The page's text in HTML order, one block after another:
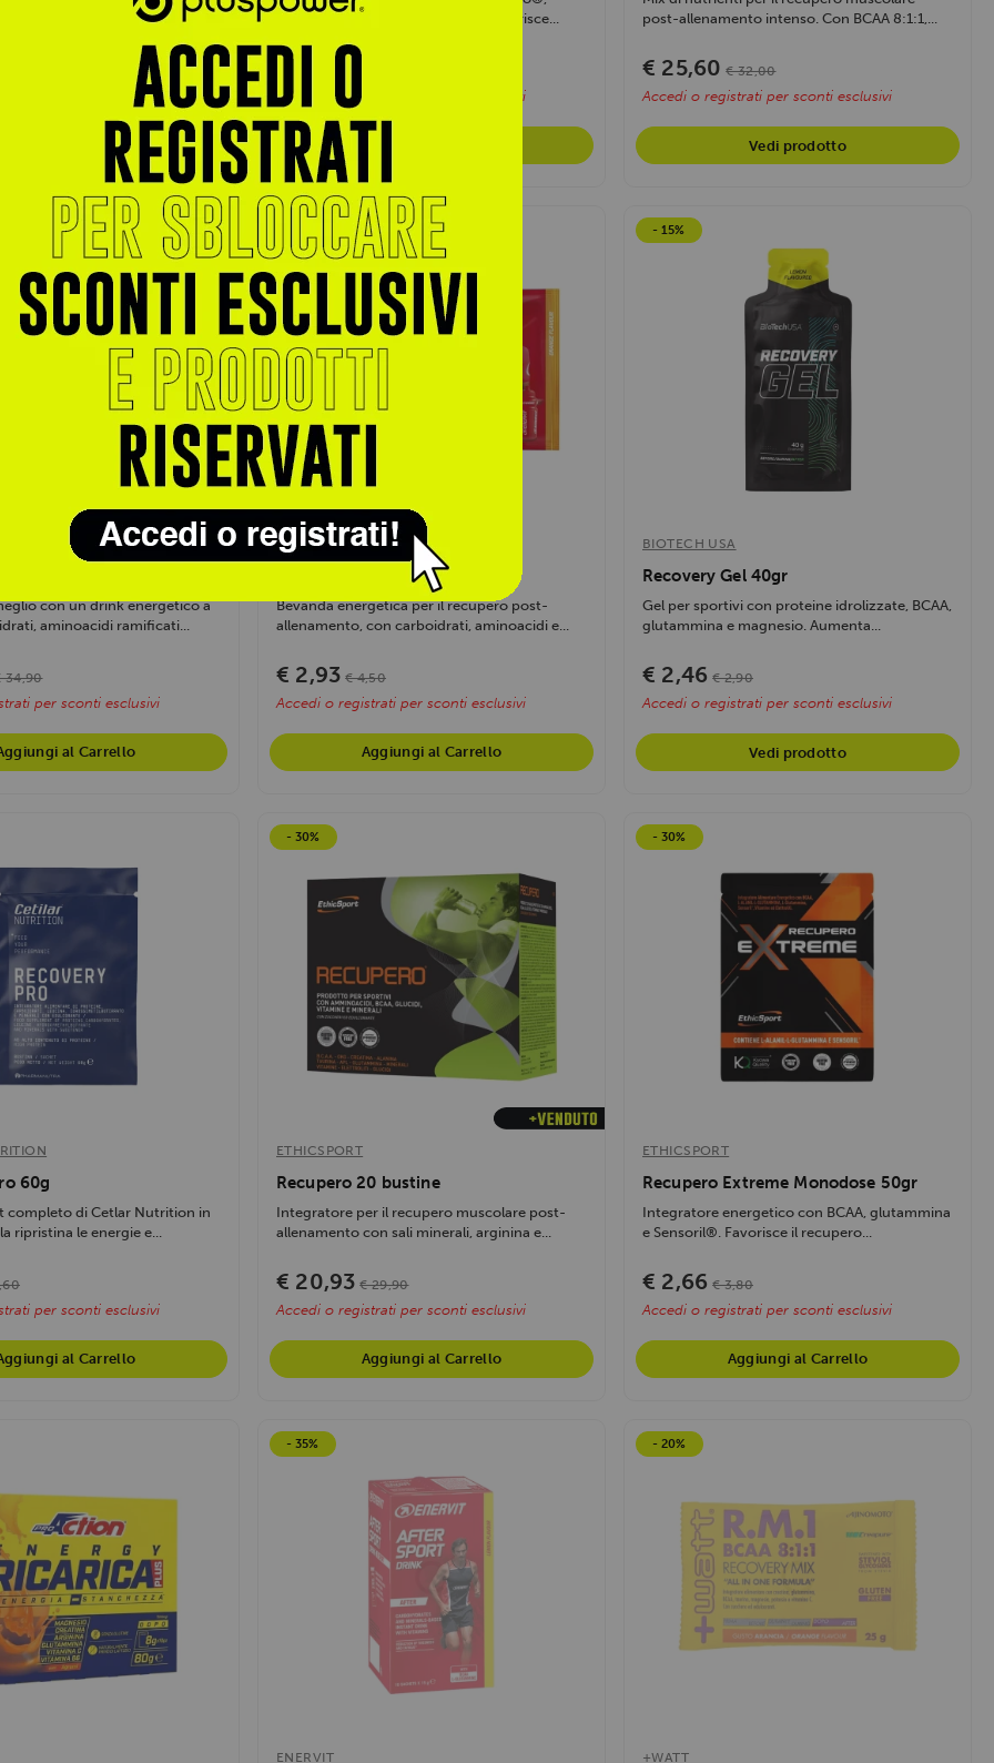
e mentale degli...
per sconti esclusivi
Aggiungi al Carrello
proteine del siero e aminoacidi. Favorisce...
€ 32,00
Accedi o registrati per sconti esclusivi
post-allenamento intenso. Con BCAA 8:1:1,...
€ 25,60 € 32,00
Accedi o registrati per sconti esclusivi
Vedi prodotto
Drink 400gr
con un drink energetico a
aminoacidi ramificati...
34,90
per sconti esclusivi
al Carrello
ENERVIT
R2 Recovery Drink 50gr
Bevanda energetica per il recupero post-
allenamento, con carboidrati, aminoacidi e...
€ 2,93 € 4,50
Accedi o registrati per sconti esclusivi
Aggiungi al Carrello
- 15%
BIOTECH USA
Recovery Gel 40gr
Gel per sportivi con proteine idrolizzate, BCAA,
glutammina e magnesio. Aumenta...
€ 2,46 € 2,90
Accedi o registrati per sconti esclusivi
Vedi prodotto
60g
completo di Cetlar Nutrition in
ripristina le energie e...
per sconti esclusivi
al Carrello
- 30%
ETHICSPORT
Recupero 20 bustine
Integratore per il recupero muscolare post-
allenamento con sali minerali, arginina e...
€ 20,93 € 29,90
Accedi o registrati per sconti esclusivi
Aggiungi al Carrello
- 30%
ETHICSPORT
Recupero Extreme Monodose 50gr
Integratore energetico con BCAA, glutammina
e Sensoril®. Favorisce il recupero...
€ 2,66 € 3,80
Accedi o registrati per sconti esclusivi
Aggiungi al Carrello
- 35%
ENERVIT
- 20%
+WATT